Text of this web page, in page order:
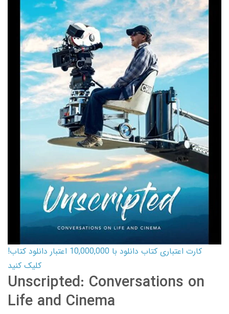
کارت اعتباری کتاب دانلود با 10,000,000 اعتبار دانلود کتاب!
کلیک کنید
Unscripted: Conversations on
Life and Cinema